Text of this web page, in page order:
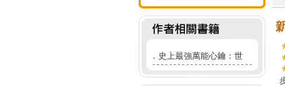
． 史上最強萬能心鑰：世